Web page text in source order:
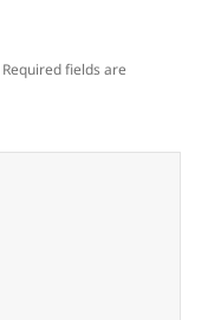
Required fields are